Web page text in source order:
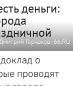
деньги:
Горчаков; 66.RU
о
проводят